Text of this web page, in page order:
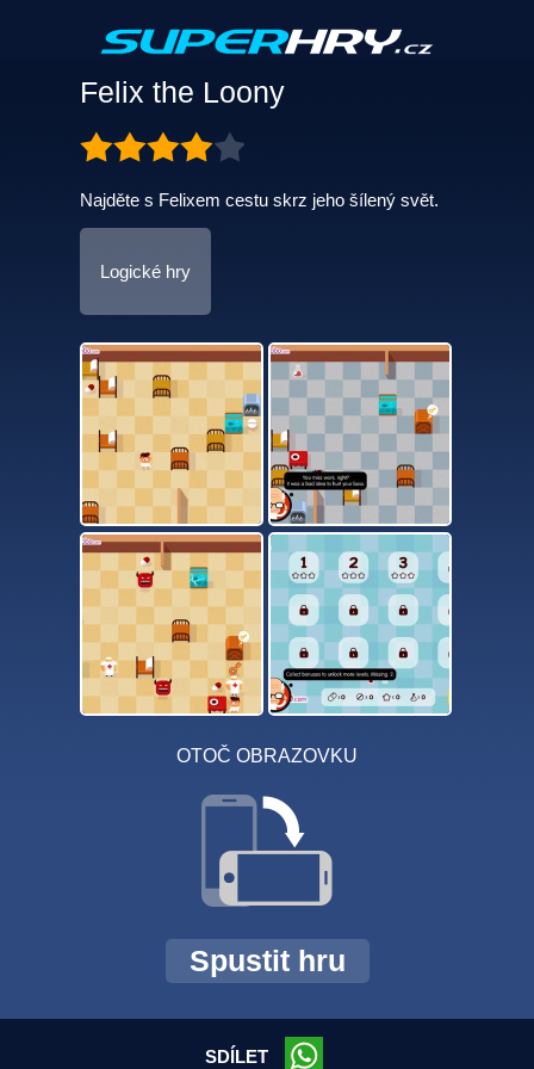
Felix the Loony
Najděte s Felixem cestu skrz jeho šílený svět.
Logické hry
OTOČ OBRAZOVKU
Spustit hru
SDÍLET